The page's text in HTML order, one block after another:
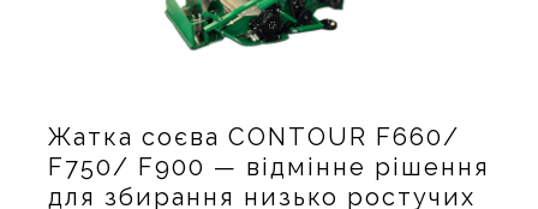
Жатка соєва СONTOUR F660/
F750/ F900 — відмінне рішення
для збирання низько ростучих